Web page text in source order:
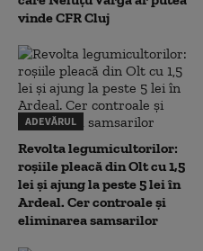
vinde CFR Cluj
ADEVĂRUL
Revolta legumicultorilor:
roșiile pleacă din Olt cu 1,5
lei și ajung la peste 5 lei în
Ardeal. Cer controale și
eliminarea samsarilor